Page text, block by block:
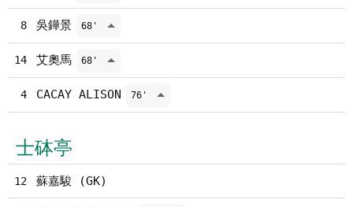
8 吳鏵景 68'
14 艾奧馬 68'
4 CACAY ALISON 76'
士砵亭
12 蘇嘉駿 (GK)